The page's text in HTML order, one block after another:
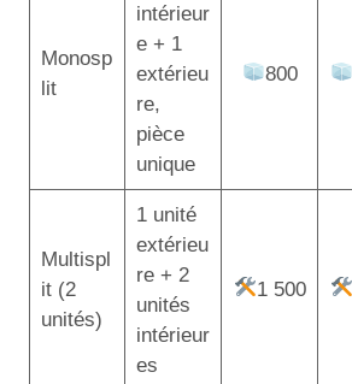
Monosp
lit
intérieur
e + 1
extérieu
re,
pièce
unique
800
Multispl
it (2
unités)
1 unité
extérieu
re + 2
unités
intérieur
es
1 500